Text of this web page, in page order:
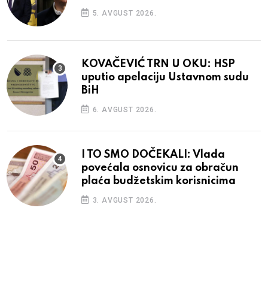
5. AVGUST 2026.
KOVAČEVIĆ TRN U OKU: HSP
uputio apelaciju Ustavnom sudu
BiH
6. AVGUST 2026.
I TO SMO DOČEKALI: Vlada
povećala osnovicu za obračun
plaća budžetskim korisnicima
3. AVGUST 2026.